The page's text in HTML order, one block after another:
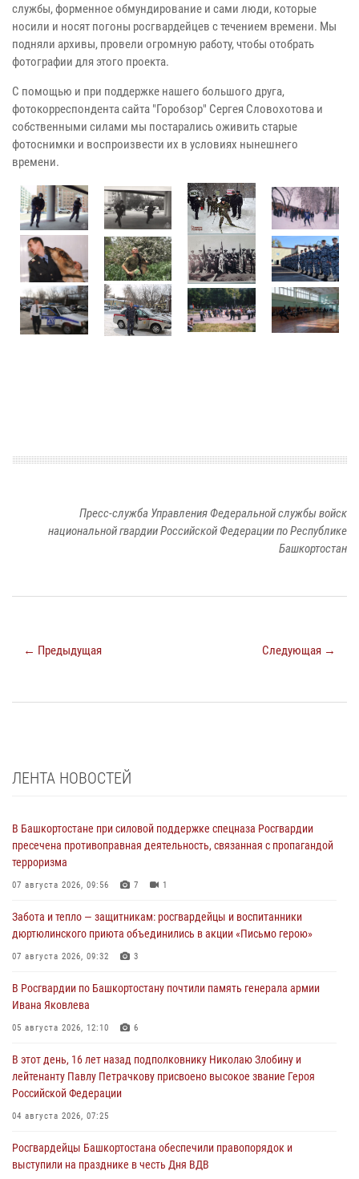
службы, форменное обмундирование и сами люди, которые
носили и носят погоны росгвардейцев с течением времени. Мы
подняли архивы, провели огромную работу, чтобы отобрать
фотографии для этого проекта.
С помощью и при поддержке нашего большого друга,
фотокорреспондента сайта "Горобзор" Сергея Словохотова и
собственными силами мы постарались оживить старые
фотоснимки и воспроизвести их в условиях нынешнего
времени.
Пресс-служба Управления Федеральной службы войск
национальной гвардии Российской Федерации по Республике
Башкортостан
← Предыдущая Следующая →
ЛЕНТА НОВОСТЕЙ
В Башкортостане при силовой поддержке спецназа Росгвардии
пресечена противоправная деятельность, связанная с пропагандой
терроризма
07 августа 2026, 09:56 7 1
Забота и тепло — защитникам: росгвардейцы и воспитанники
дюртюлинского приюта объединились в акции «Письмо герою»
07 августа 2026, 09:32 3
В Росгвардии по Башкортостану почтили память генерала армии
Ивана Яковлева
05 августа 2026, 12:10 6
В этот день, 16 лет назад подполковнику Николаю Злобину и
лейтенанту Павлу Петрачкову присвоено высокое звание Героя
Российской Федерации
04 августа 2026, 07:25
Росгвардейцы Башкортостана обеспечили правопорядок и
выступили на празднике в честь Дня ВДВ